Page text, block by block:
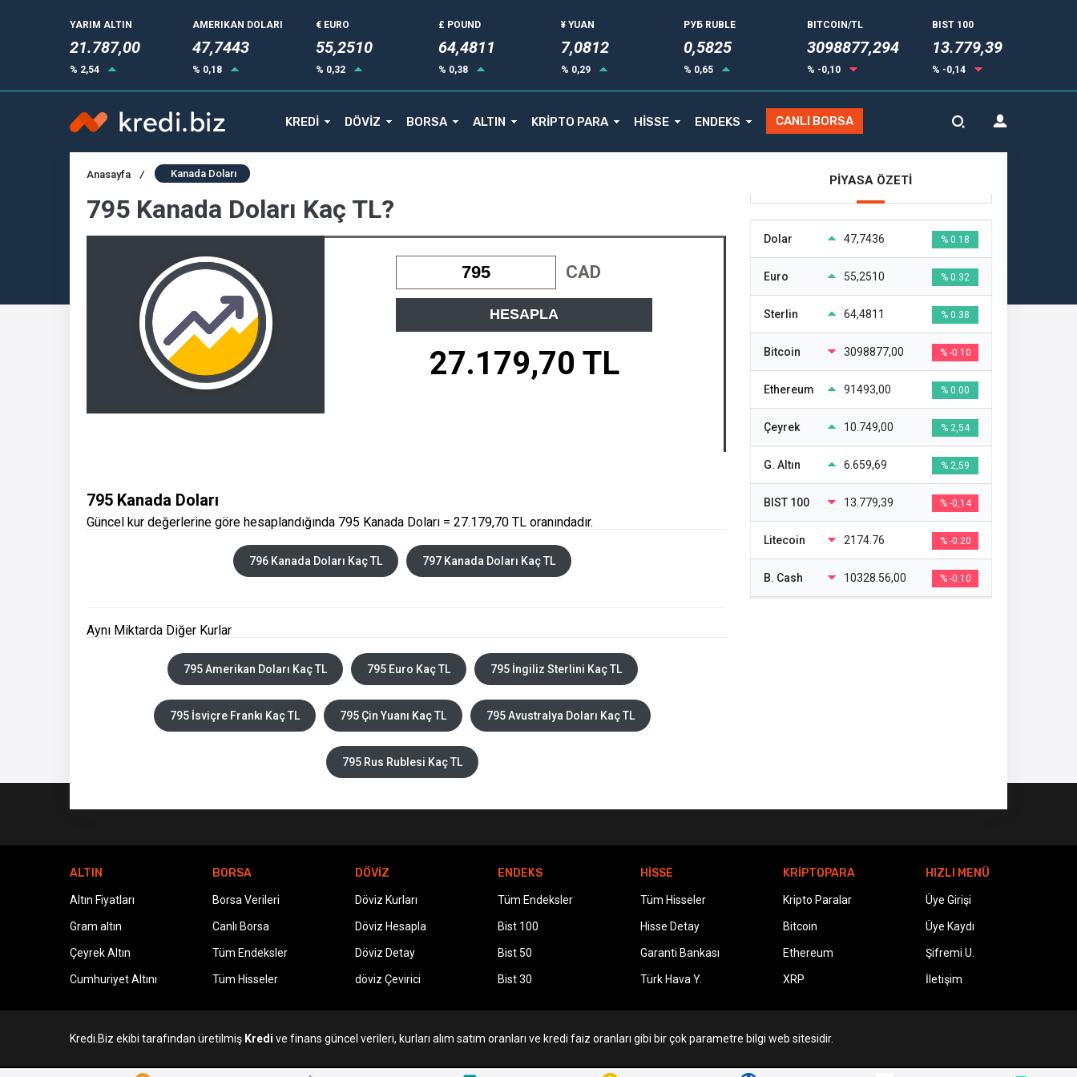
YARIM ALTIN
21.787,00
% 2,54
AMERIKAN DOLARI
47,7443
% 0,18
€ EURO
55,2514
% 0,32
£ POUND
64,4811
% 0,38
¥ YUAN
7,0812
% 0,29
РУБ RUBLE
0,5832
% 0,65
BITCOIN/TL
3098877,294
% -0,10
BIST 100
13.779,39
% -0,14
KREDİ DÖVİZ BORSA ALTIN KRİPTO PARA HİSSE ENDEKS CANLI BORSA
Anasayfa / Kanada Doları
795 Kanada Doları Kaç TL?
CAD
HESAPLA
27.179,70 TL
795 Kanada Doları
Güncel kur değerlerine göre hesaplandığında 795 Kanada Doları = 27.179,70 TL oranındadır.
796 Kanada Doları Kaç TL 797 Kanada Doları Kaç TL
Aynı Miktarda Diğer Kurlar
795 Amerikan Doları Kaç TL 795 Euro Kaç TL 795 İngiliz Sterlini Kaç TL
795 İsviçre Frankı Kaç TL 795 Çin Yuanı Kaç TL 795 Avustralya Doları Kaç TL
795 Rus Rublesi Kaç TL
PİYASA ÖZETİ
Dolar 47,7436 % 0.18
Euro 55,2510 % 0.32
Sterlin 64,4811 % 0.38
Bitcoin 3098877,00 % -0.10
Ethereum 91493,00 % 0.00
Çeyrek 10.749,00 % 2,54
G. Altın 6.659,69 % 2,59
BIST 100 13.779,39 % -0,14
Litecoin 2174.76 % -0.20
B. Cash 10328.56,00 % -0.10
ALTIN
Altın Fiyatları
Gram altın
Çeyrek Altın
Cumhuriyet Altını
BORSA
Borsa Verileri
Canlı Borsa
Tüm Endeksler
Tüm Hisseler
DÖVİZ
Döviz Kurları
Döviz Hesapla
Döviz Detay
döviz Çevirici
ENDEKS
Tüm Endeksler
Bist 100
Bist 50
Bist 30
HİSSE
Tüm Hisseler
Hisse Detay
Garanti Bankası
Türk Hava Y.
KRİPTOPARA
Kripto Paralar
Bitcoin
Ethereum
XRP
HIZLI MENÜ
Üye Girişi
Üye Kaydı
Şifremi U.
İletişim
Kredi.Biz ekibi tarafından üretilmiş Kredi ve finans güncel verileri, kurları alım satım oranları ve kredi faiz oranları gibi bir çok parametre bilgi web sitesidir.